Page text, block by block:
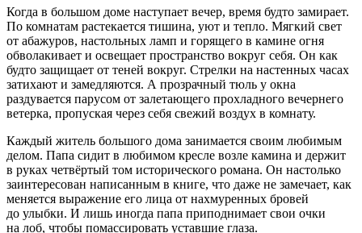
Когда в большом доме наступает вечер, время будто замирает.
По комнатам растекается тишина, уют и тепло. Мягкий свет
от абажуров, настольных ламп и горящего в камине огня
обволакивает и освещает пространство вокруг себя. Он как
будто защищает от теней вокруг. Стрелки на настенных часах
затихают и замедляются. А прозрачный тюль у окна
раздувается парусом от залетающего прохладного вечернего
ветерка, пропуская через себя свежий воздух в комнату.
Каждый житель большого дома занимается своим любимым
делом. Папа сидит в любимом кресле возле камина и держит
в руках четвёртый том исторического романа. Он настолько
заинтересован написанным в книге, что даже не замечает, как
меняется выражение его лица от нахмуренных бровей
до улыбки. И лишь иногда папа приподнимает свои очки
на лоб, чтобы помассировать уставшие глаза.